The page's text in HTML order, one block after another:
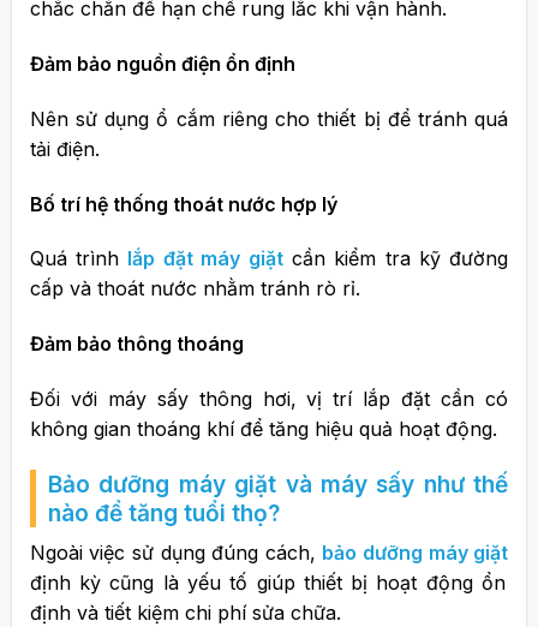
chắc chắn để hạn chế rung lắc khi vận hành.
Đảm bảo nguồn điện ổn định
Nên sử dụng ổ cắm riêng cho thiết bị để tránh quá
tải điện.
Bố trí hệ thống thoát nước hợp lý
Quá trình lắp đặt máy giặtcần kiểm tra kỹ đường
cấp và thoát nước nhằm tránh rò rỉ.
Đảm bảo thông thoáng
Đối với máy sấy thông hơi, vị trí lắp đặt cần có
không gian thoáng khí để tăng hiệu quả hoạt động.
Bảo dưỡng máy giặt và máy sấy như thế
nào để tăng tuổi thọ?
Ngoài việc sử dụng đúng cách, bảo dưỡng máy giặt
định kỳ cũng là yếu tố giúp thiết bị hoạt động ổn
định và tiết kiệm chi phí sửa chữa.